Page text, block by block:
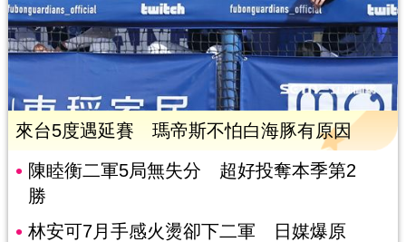
來台5度遇延賽 瑪帝斯不怕白海豚有原因
陳睦衡二軍5局無失分 超好投奪本季第2
勝
林安可7月手感火燙卻下二軍 日媒爆原